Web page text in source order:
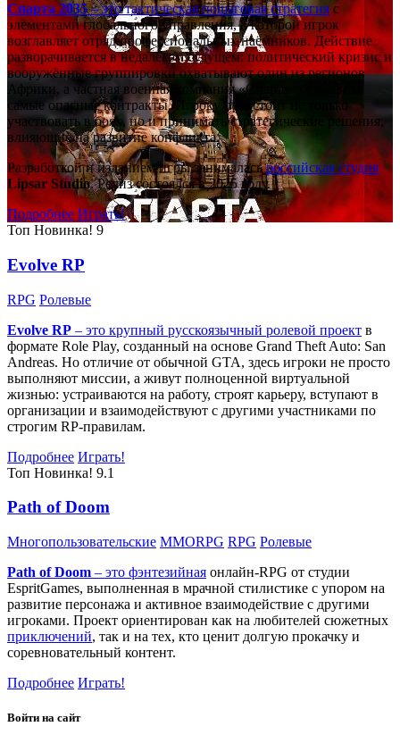
Спарта 2035– это тактическаяпошаговая стратегияс
элементами глобального управления, в которой игрок
возглавляет отряд профессиональных наёмников. Действие
разворачивается в недалёком будущем: политический кризис и
вооружённые группировки охватывают один из регионов
Африки, а частная военная компания «Спарта» берётся за
самые опасные контракты. Игроку предстоит не только
участвовать в боях, но и принимать стратегические решения,
влияющие на развитие конфликта.
Разработкой и изданием игры занималасьроссийская студия
Lipsar Studio. Релиз состоялся в 2025 году.
Подробнее Играть!
Топ Новинка! 9
Evolve RP
RPG Ролевые
Evolve RP – это крупный русскоязычный ролевой проект в
формате Role Play, созданный на основе Grand Theft Auto: San
Andreas. Но отличие от обычной GTA, здесь игроки не просто
выполняют миссии, а живут полноценной виртуальной
жизнью: устраиваются на работу, строят карьеру, вступают в
организации и взаимодействуют с другими участниками по
строгим RP-правилам.
Подробнее Играть!
Топ Новинка! 9.1
Path of Doom
Многопользовательские MMORPG RPG Ролевые
Path of Doom – это фэнтезийная онлайн-RPG от студии
EspritGames, выполненная в мрачной стилистике с упором на
развитие персонажа и активное взаимодействие с другими
игроками. Проект ориентирован как на любителей сюжетных
приключений, так и на тех, кто ценит долгую прокачку и
соревновательный контент.
Подробнее Играть!
Войти на сайт